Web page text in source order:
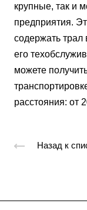
крупные, так и
предприятия.
содержать трал
его
можете
расстояния: от
Назад к